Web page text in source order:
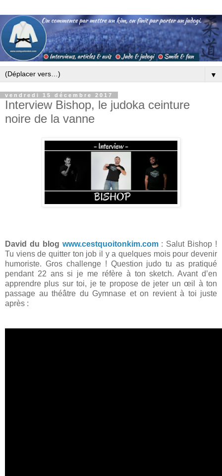
▼
vendredi 15 décembre 2017
Interview Bishop, le judoka ceinture
noire de la vanne
David du blog www.cestquoitonkim.com: Salut Bishop !
Tu viens de quitter ton job il y a quelques mois pour devenir
humoriste. Gros challenge ! Question judo tu as pratiqué
pendant 22 ans si je me réfère à ton sketch. Avant d’en
apprendre plus sur toi, je te propose de jeter un œil à ton
passage au théâtre du Gymnase et on revient à toi juste
après :